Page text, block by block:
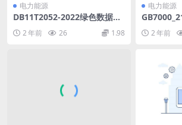
电力能源
DB11T2052-2022绿色数据中
2 年前 26 1.98
电力能源
1部分：
ar 2 年前